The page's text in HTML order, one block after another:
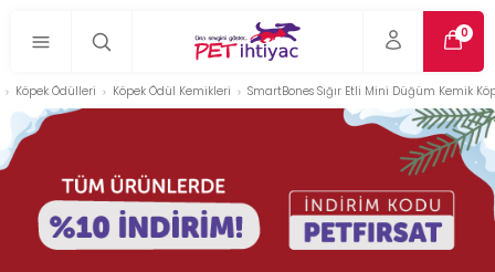
0
Köpek Ödülleri Köpek Ödül Kemikleri SmartBones Sığır Etli Mini Düğüm Kemik